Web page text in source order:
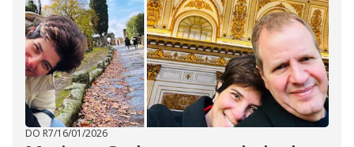
DO R7/16/01/2026